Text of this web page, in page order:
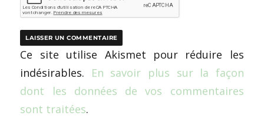
Ce site utilise Akismet pour réduire les
indésirables. En savoir plus sur la façon
dont les données de vos commentaires
sont traitées.